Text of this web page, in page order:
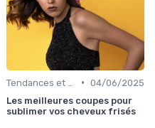
• 04/06/2025
Les meilleures coupes pour
sublimer vos cheveux frisés